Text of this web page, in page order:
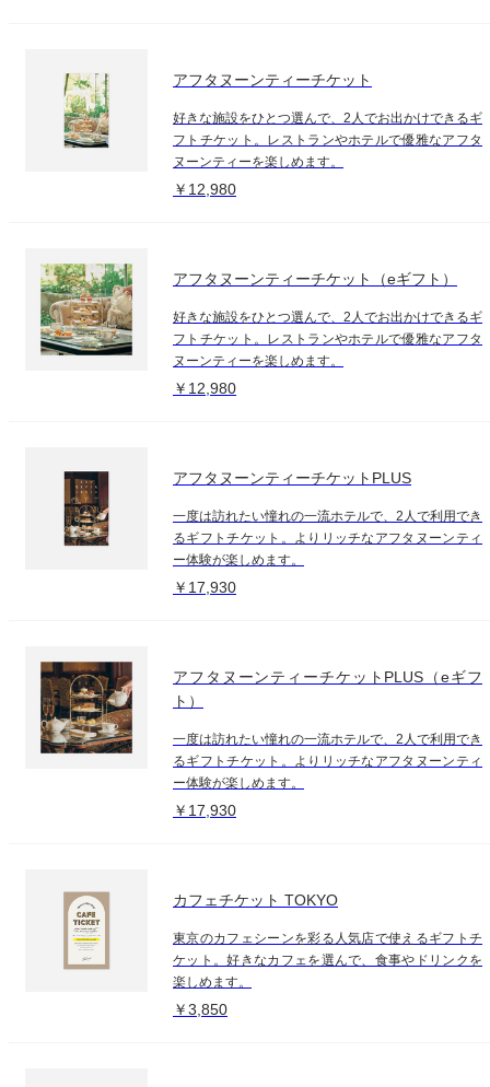
アフタヌーンティーチケット
好きな施設をひとつ選んで、2人でお出かけできるギ
フトチケット。レストランやホテルで優雅なアフタ
ヌーンティーを楽しめます。
￥12,980
アフタヌーンティーチケット（eギフト）
好きな施設をひとつ選んで、2人でお出かけできるギ
フトチケット。レストランやホテルで優雅なアフタ
ヌーンティーを楽しめます。
￥12,980
アフタヌーンティーチケットPLUS
一度は訪れたい憧れの一流ホテルで、2人で利用でき
るギフトチケット。よりリッチなアフタヌーンティ
ー体験が楽しめます。
￥17,930
アフタヌーンティーチケットPLUS（eギフ
ト）
一度は訪れたい憧れの一流ホテルで、2人で利用でき
るギフトチケット。よりリッチなアフタヌーンティ
ー体験が楽しめます。
￥17,930
カフェチケット TOKYO
東京のカフェシーンを彩る人気店で使えるギフトチ
ケット。好きなカフェを選んで、食事やドリンクを
楽しめます。
￥3,850